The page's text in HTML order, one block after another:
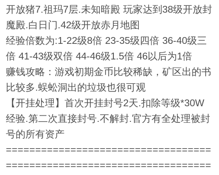
开放猪7.祖玛7层.未知暗殿 玩家达到38级开放封
魔殿.白日门.42级开放赤月地图
经验倍数为:1-22级8倍 23-35级四倍 36-40级三
倍 41-43级双倍 44-46级1.5倍 46以后为1倍
赚钱攻略：游戏初期金币比较稀缺，矿区出的书
比较多.蜈蚣洞出的垃圾也很可观
【开挂处理】首次开挂封号2天.扣除等级*30W
经验.第二次直接封号.不解封.官方有全处理被封
号的所有资产
===================================
===================================